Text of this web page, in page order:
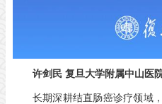
许剑民 复旦大学附属中山医
长期深耕结直肠癌诊疗领域